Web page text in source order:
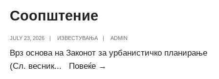
Соопштение
JULY 23, 2026 ИЗВЕСТУВАЊА ADMIN
Врз основа на Законот за урбанистичко планирање
(Сл. весник... Повеќе →